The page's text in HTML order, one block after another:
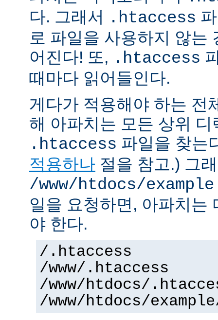
다. 그래서 .htaccess
로 파일을 사용하지 않는
어진다! 또, .htaccess
때마다 읽어들인다.
게다가 적용해야 하는 전
해 아파치는 모든 상위 디
.htaccess 파일을 찾는
적용하나 절을 참고.) 그
/www/htdocs/example
일을 요청하면, 아파치는
야 한다.
/.htaccess
/www/.htaccess
/www/htdocs/
/www/htdocs/